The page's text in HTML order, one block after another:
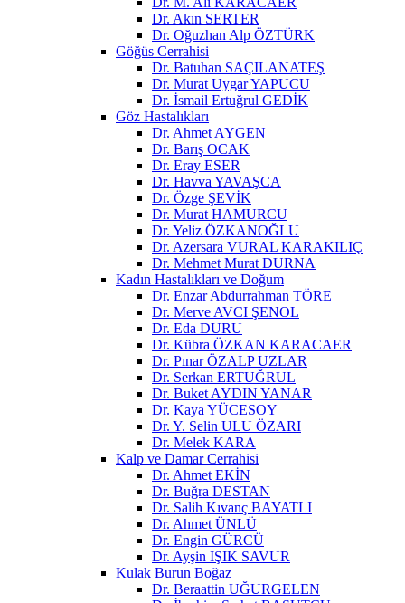
Dr. Akın SERTER
Dr. Oğuzhan Alp ÖZTÜRK
Göğüs Cerrahisi
Dr. Batuhan SAÇILANATEŞ
Dr. Murat Uygar YAPUCU
Dr. İsmail Ertuğrul GEDİK
Göz Hastalıkları
Dr. Ahmet AYGEN
Dr. Barış OCAK
Dr. Eray ESER
Dr. Havva YAVAŞCA
Dr. Özge ŞEVİK
Dr. Murat HAMURCU
Dr. Yeliz ÖZKANOĞLU
Dr. Azersara VURAL KARAKILIÇ
Dr. Mehmet Murat DURNA
Kadın Hastalıkları ve Doğum
Dr. Enzar Abdurrahman TÖRE
Dr. Merve AVCI ŞENOL
Dr. Eda DURU
Dr. Kübra ÖZKAN KARACAER
Dr. Pınar ÖZALP UZLAR
Dr. Serkan ERTUĞRUL
Dr. Buket AYDIN YANAR
Dr. Kaya YÜCESOY
Dr. Y. Selin ULU ÖZARI
Dr. Melek KARA
Kalp ve Damar Cerrahisi
Dr. Ahmet EKİN
Dr. Buğra DESTAN
Dr. Salih Kıvanç BAYATLI
Dr. Ahmet ÜNLÜ
Dr. Engin GÜRCÜ
Dr. Ayşin IŞIK SAVUR
Kulak Burun Boğaz
Dr. Beraattin UĞURGELEN